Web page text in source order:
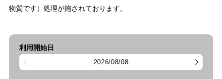
物質です）処理が施されております。
利用開始日
2026/08/08